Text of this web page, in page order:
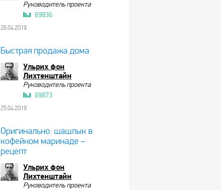
Руководитель проекта
69836
26.04.2019
Быстрая продажа дома
Ульрих фон
Лихтенштайн
Руководитель проекта
69873
25.04.2019
Оригинально: шашлык в
кофейном маринаде –
рецепт
Ульрих фон
Лихтенштайн
Руководитель проекта